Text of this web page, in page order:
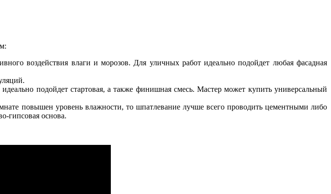
воздействия влаги и морозов. Для уличных работ идеально подойдет любая фасадная
подойдет стартовая, а также финишная смесь. Мастер может купить универсальный
повышен уровень влажности, то шпатлевание лучше всего проводить цементными либо
гипсовая основа.